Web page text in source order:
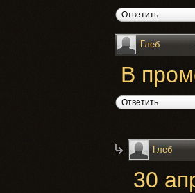
Ответить
Глеб ·
В
Ответить
Глеб
30